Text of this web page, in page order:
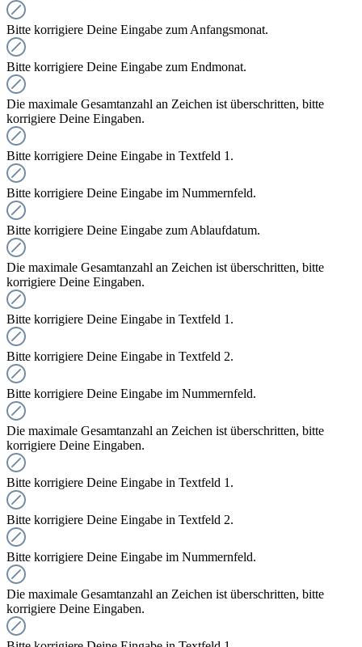
Bitte korrigiere Deine Eingabe zum Anfangsmonat.
Bitte korrigiere Deine Eingabe zum Endmonat.
Die maximale Gesamtanzahl an Zeichen ist überschritten, bitte
korrigiere Deine Eingaben.
Bitte korrigiere Deine Eingabe in Textfeld 1.
Bitte korrigiere Deine Eingabe im Nummernfeld.
Bitte korrigiere Deine Eingabe zum Ablaufdatum.
Die maximale Gesamtanzahl an Zeichen ist überschritten, bitte
korrigiere Deine Eingaben.
Bitte korrigiere Deine Eingabe in Textfeld 1.
Bitte korrigiere Deine Eingabe in Textfeld 2.
Bitte korrigiere Deine Eingabe im Nummernfeld.
Die maximale Gesamtanzahl an Zeichen ist überschritten, bitte
korrigiere Deine Eingaben.
Bitte korrigiere Deine Eingabe in Textfeld 1.
Bitte korrigiere Deine Eingabe in Textfeld 2.
Bitte korrigiere Deine Eingabe im Nummernfeld.
Die maximale Gesamtanzahl an Zeichen ist überschritten, bitte
korrigiere Deine Eingaben.